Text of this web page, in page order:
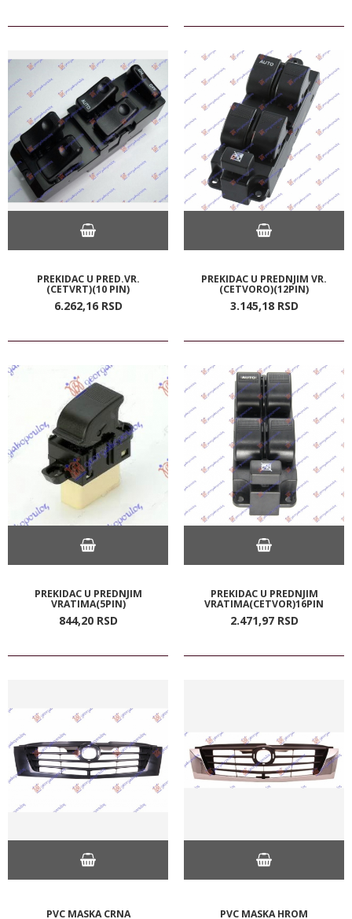
PREKIDAC U PRED.VR.
(CETVRT)(10 PIN)
6.262,16 RSD
PREKIDAC U PREDNJIM VR.
(CETVORO)(12PIN)
3.145,18 RSD
PREKIDAC U PREDNJIM
VRATIMA(5PIN)
844,20 RSD
PREKIDAC U PREDNJIM
VRATIMA(CETVOR)16PIN
2.471,97 RSD
PVC MASKA CRNA PVC MASKA HROM